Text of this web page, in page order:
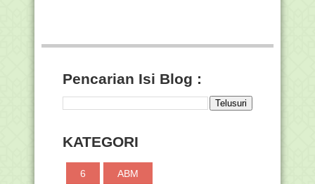
Hari Lahir Pancasila
Pemanggilan Peserta Training Centre
(TC) II Kafila...
April
(39)
Pencarian Isi Blog :
KATEGORI
6 ABM